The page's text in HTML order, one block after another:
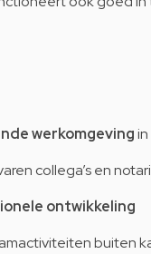
werkomgeving
collega’s en
ontwikkeling
buiten